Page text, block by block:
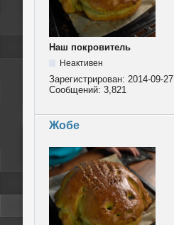
Наш покровитель
Неактивен
Зарегистрирован: 2014-09-27
Сообщений: 3,821
Жобе